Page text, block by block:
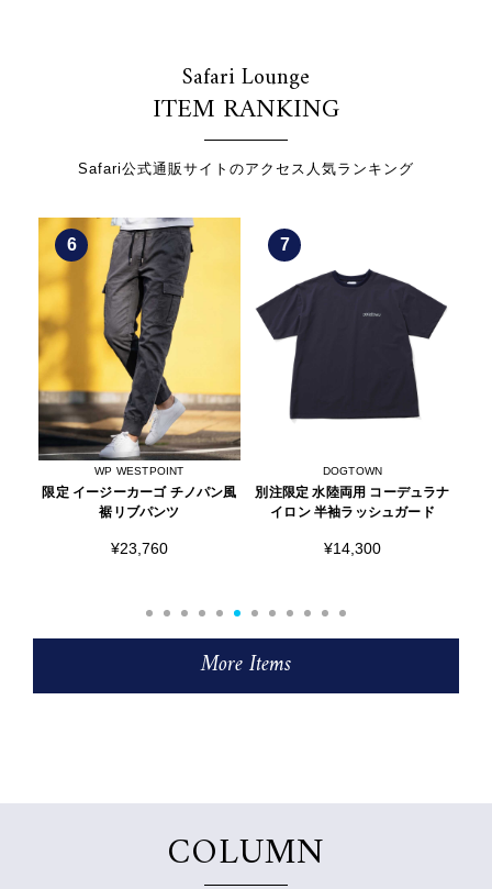
Safari Lounge
ITEM RANKING
Safari公式通販サイトのアクセス人気ランキング
7
DOGTOWN
別注限定 水陸両用 コーデュラナ
イロン 半袖ラッシュガード
¥14,300
8
WP WESTPOINT
限定 イージーカーゴ 裾リブパン
ツ
¥20,790
More Items
COLUMN